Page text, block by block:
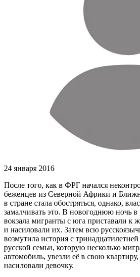
24 января 2016
После того, как в ФРГ начался
беженцев из Северной Африки и
в стране стала обостряться, однако,
замалчивать это. В новогоднюю ночь в
вокзала мигранты с юга приставали к
и насиловали их. Затем всю
возмутила история с
русской семьи, которую несколько
автомобиль, увезли её в свою квартиру,
насиловали девочку.